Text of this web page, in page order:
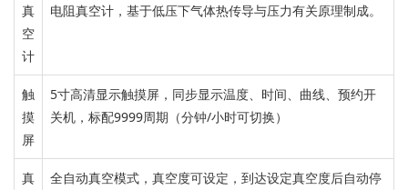
真
空
计
电阻真空计，基于低压下气体热传导与压力有关原理制成。
触
摸
屏
5寸高清显示触摸屏 ， 同步显示温度、时间、曲线、预约开
关机，标配9999周期（分钟/小时可切换）
真
全自动真空模式 ， 真空度可设定，到达设定真空度后自动停